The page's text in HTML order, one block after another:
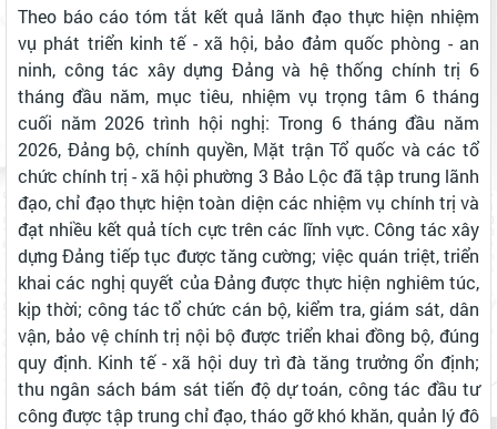
Theo báo cáo tóm tắt kết quả lãnh đạo thực hiện nhiệm
vụ phát triển kinh tế - xã hội, bảo đảm quốc phòng - an
ninh, công tác xây dựng Đảng và hệ thống chính trị 6
tháng đầu năm, mục tiêu, nhiệm vụ trọng tâm 6 tháng
cuối năm 2026 trình hội nghị:Trong 6 tháng đầu năm
2026, Đảng bộ, chính quyền, Mặt trận Tổ quốc và các tổ
chức chính trị - xã hội phường 3 Bảo Lộc đã tập trung lãnh
đạo, chỉ đạo thực hiện toàn diện các nhiệm vụ chính trị và
đạt nhiều kết quả tích cực trên các lĩnh vực. Công tác xây
dựng Đảng tiếp tục được tăng cường; việc quán triệt, triển
khai các nghị quyết của Đảng được thực hiện nghiêm túc,
kịp thời; công tác tổ chức cán bộ, kiểm tra, giám sát, dân
vận, bảo vệ chính trị nội bộ được triển khai đồng bộ, đúng
quy định. Kinh tế - xã hội duy trì đà tăng trưởng ổn định;
thu ngân sách bám sát tiến độ dự toán, công tác đầu tư
công được tập trung chỉ đạo, tháo gỡ khó khăn, quản lý đô